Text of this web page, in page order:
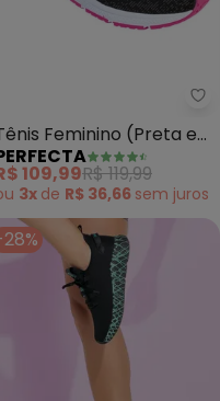
- Tênis Vizzano
Feminino (Preta e
com Detalhes
109,99R$ 119,99
3x de R$ 36,66 sem juros